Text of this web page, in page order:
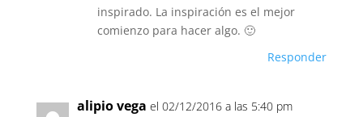
inspirado. La inspiración es el mejor
comienzo para hacer algo. 🙂
Responder
alipio vega el 02/12/2016 a las 5:40 pm